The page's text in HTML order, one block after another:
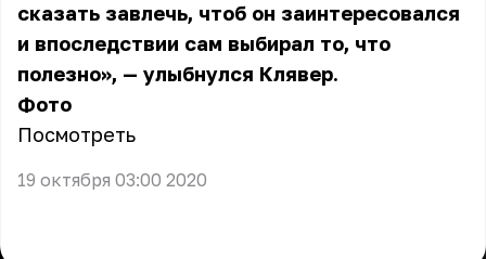
сказать завлечь, чтоб он заинтересовался
и впоследствии сам выбирал то, что
полезно», — улыбнулся Клявер.
Фото
Посмотреть
19 октября 03:00 2020